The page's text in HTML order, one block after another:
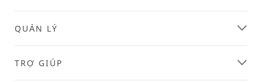
QUẢN LÝ
TRỢ GIÚP